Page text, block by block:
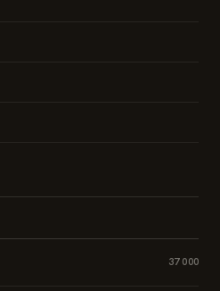
37 000